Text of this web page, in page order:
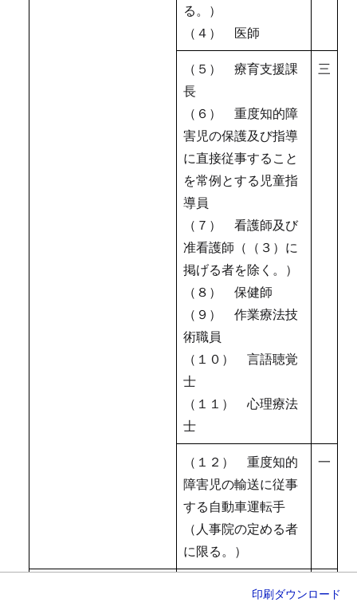
る。）
（４） 医師
（５） 療育支援課
長
（６） 重度知的障
害児の保護及び指導
に直接従事すること
を常例とする児童指
導員
（７） 看護師及び
准看護師（（３）に
掲げる者を除く。）
（８） 保健師
（９） 作業療法技
術職員
（１０） 言語聴覚
士
（１１） 心理療法
士
三
（１２） 重度知的
障害児の輸送に従事
する自動車運転手
（人事院の定める者
に限る。）
一
（１） 麻薬取締官
印刷ダウンロード